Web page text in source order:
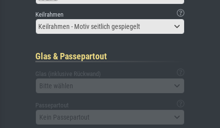
Keilrahmen
Keilrahmen - Motiv seitlich gespiegelt
Glas & Passepartout
Glas (inklusive Rückwand)
Bitte wählen
Passepartout
Kein Passepartout